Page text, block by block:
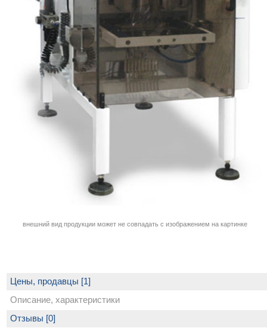
внешний вид продукции может не совпадать с изображением на картинке
Цены, продавцы [1]
Описание, характеристики
Отзывы [0]